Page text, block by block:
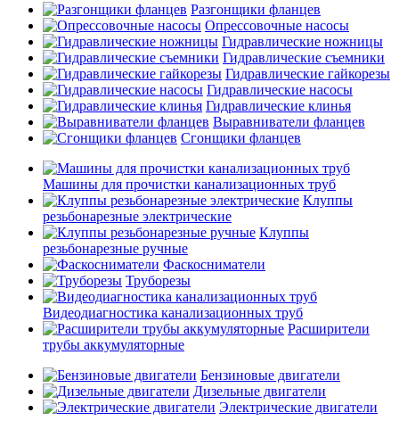
Разгонщики фланцев
Опрессовочные насосы
Гидравлические ножницы
Гидравлические съемники
Гидравлические гайкорезы
Гидравлические насосы
Гидравлические клинья
Выравниватели фланцев
Сгонщики фланцев
Машины для прочистки канализационных труб
Клуппы
резьбонарезные электрические
Клуппы
резьбонарезные ручные
Фаскосниматели
Труборезы
Видеодиагностика канализационных труб
Расширители
трубы аккумуляторные
Бензиновые двигатели
Дизельные двигатели
Электрические двигатели